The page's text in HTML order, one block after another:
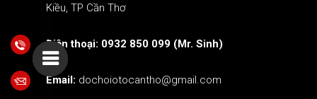
Kiều, TP Cần Thơ
Điện thoại: 0932 850 099 (Mr. Sinh)
Email: dochoiotocantho@gmail.com